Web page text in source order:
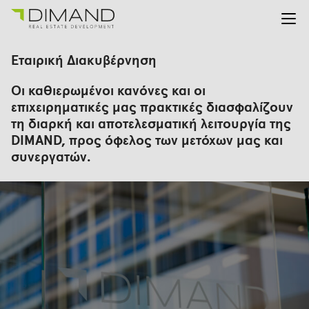
Για εμάς
Επενδυτικές Σχέσεις
Νέα
En Gr
Αναζήτηση
για:
Εταιρική Διακυβέρνηση
Οι καθιερωμένοι κανόνες και οι
επιχειρηματικές μας πρακτικές διασφαλίζουν
τη διαρκή και αποτελεσματική λειτουργία της
DIMAND, προς όφελος των μετόχων μας και
συνεργατών.